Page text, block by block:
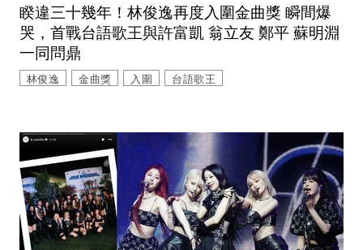
睽違三十幾年！林俊逸再度入圍金曲獎 瞬間爆
哭，首戰台語歌王與許富凱 翁立友 鄭平 蘇明淵
一同問鼎
林俊逸 金曲獎 入圍 台語歌王